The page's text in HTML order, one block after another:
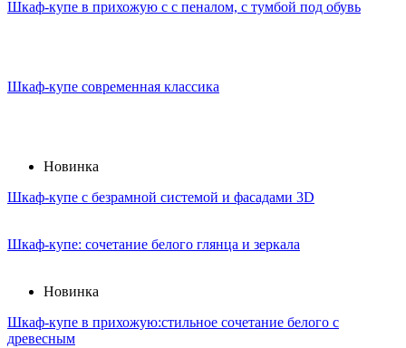
Шкаф-купе в прихожую с с пеналом, с тумбой под обувь
Шкаф-купе современная классика
Новинка
Шкаф-купе с безрамной системой и фасадами 3D
Шкаф-купе: сочетание белого глянца и зеркала
Новинка
Шкаф-купе в прихожую:стильное сочетание белого с
древесным